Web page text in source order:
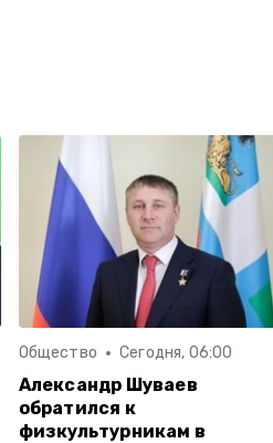
Общество Сегодня, 06:00
Александр Шуваев
обратился к
физкультурникам в